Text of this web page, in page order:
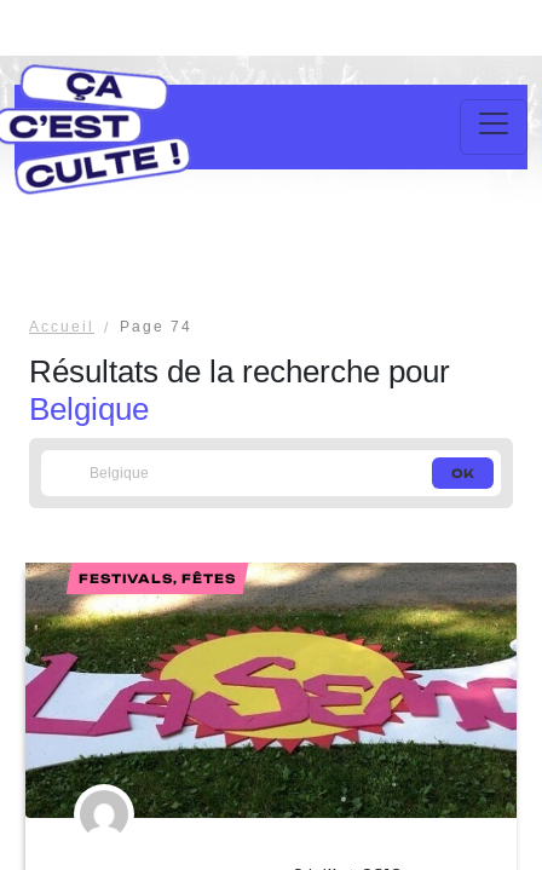
Accueil Page 74
Résultats de la recherche pour
Belgique
FESTIVALS, FÊTES